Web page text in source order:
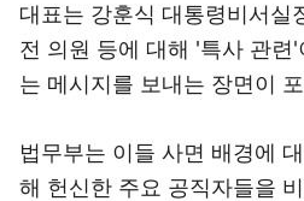
대표는 강훈식 대통령비서실
전 의원 등에 대해 '특사 관련
는 메시지를 보내는 장면이
법무부는 이들 사면 배경에
해 헌신한 주요 공직자들을